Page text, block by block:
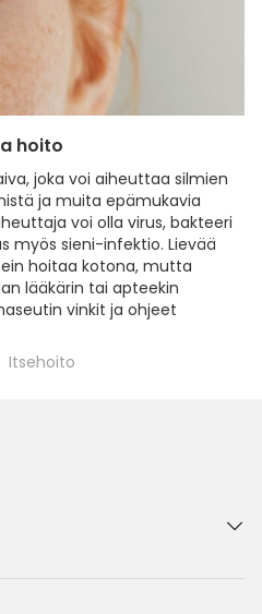
hoito
joka voi aiheuttaa silmien
ja muita epämukavia
voi olla virus, bakteeri
myös sieni-infektio. Lievää
hoitaa kotona, mutta
lääkärin tai apteekin
vinkit ja ohjeet
Itsehoito